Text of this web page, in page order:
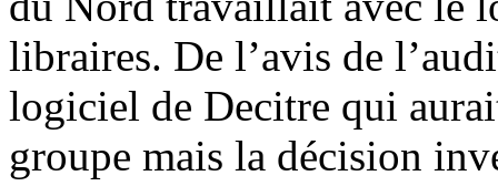
libraires. De l’avis de
logiciel de Decitre qui
groupe mais la décision